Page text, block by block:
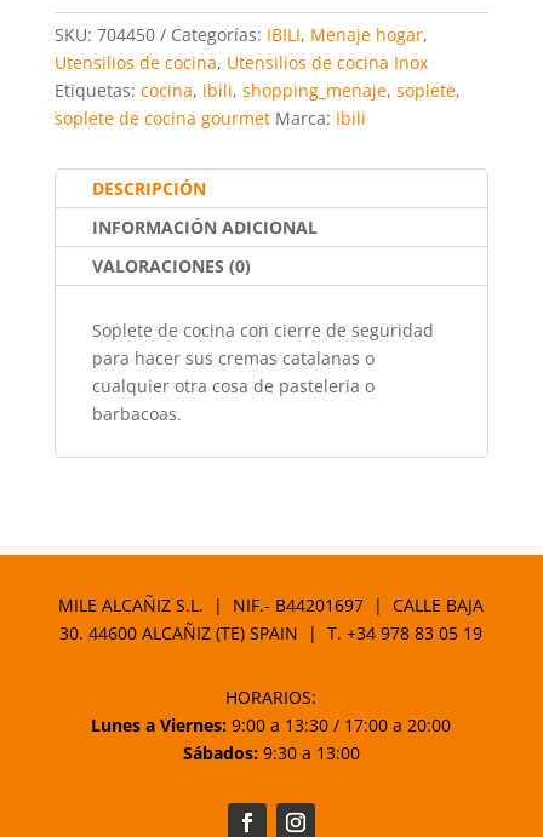
c
e
b
o
k
itt
er
ai
l
at
s
A
p
er
e
st
m
p
ar
SKU: 704450 Categorías: IBILI, Menaje hogar,
Utensilios de cocina, Utensilios de cocina Inox
Etiquetas: cocina, ibili, shopping_menaje, soplete,
soplete de cocina gourmet Marca: Ibili
DESCRIPCIÓN
INFORMACIÓN ADICIONAL
VALORACIONES (0)
Soplete de cocina con cierre de seguridad
para hacer sus cremas catalanas o
cualquier otra cosa de pasteleria o
barbacoas.
MILE ALCAÑIZ S.L. | NIF.- B44201697 | CALLE BAJA
30. 44600 ALCAÑIZ (TE) SPAIN | T.+34 978 83 05 19
HORARIOS:
Lunes a Viernes: 9:00 a 13:30 / 17:00 a 20:00
Sábados:9:30 a 13:00